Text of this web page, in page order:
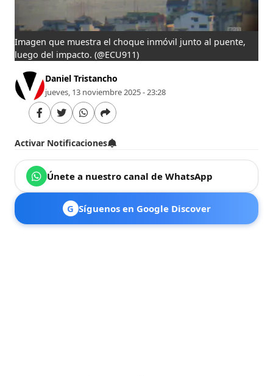
Imagen que muestra el choque inmóvil junto al puente,
luego del impacto. (@ECU911)
Daniel Tristancho
jueves, 13 noviembre 2025 - 23:28
Activar Notificaciones
Únete a nuestro canal de WhatsApp
G Síguenos en Google Discover